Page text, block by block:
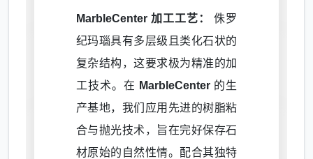
MarbleCenter 加工工艺：
侏罗
纪玛瑙具有多层级且类化石状的
复杂结构，这要求极为精准的加
工技术。在 MarbleCenter 的生
产基地，我们应用先进的树脂粘
合与抛光技术，旨在完好保存石
材原始的自然性情。配合其独特